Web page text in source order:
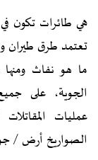
هي طائرات تكون
تعتمد طرق طيران
ما هو نفاث
الجوية، على
عمليات المقاتلات
الصواريخ أرض /